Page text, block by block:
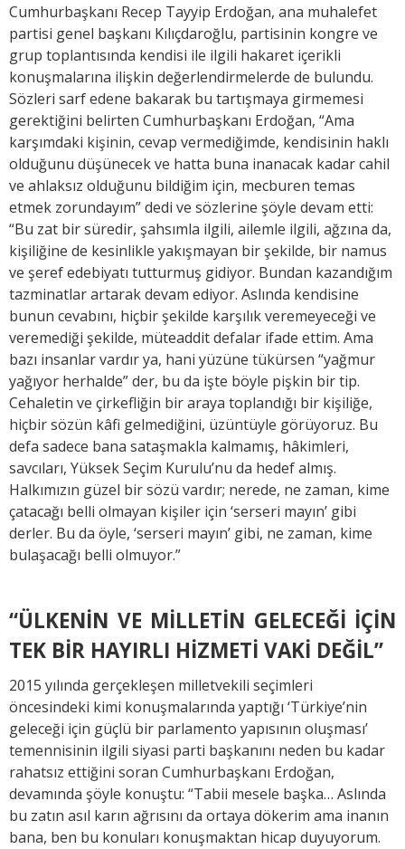
Cumhurbaşkanı Recep Tayyip Erdoğan, ana muhalefet
partisi genel başkanı Kılıçdaroğlu, partisinin kongre ve
grup toplantısında kendisi ile ilgili hakaret içerikli
konuşmalarına ilişkin değerlendirmelerde de bulundu.
Sözleri sarf edene bakarak bu tartışmaya girmemesi
gerektiğini belirten Cumhurbaşkanı Erdoğan, “Ama
karşımdaki kişinin, cevap vermediğimde, kendisinin haklı
olduğunu düşünecek ve hatta buna inanacak kadar cahil
ve ahlaksız olduğunu bildiğim için, mecburen temas
etmek zorundayım” dedi ve sözlerine şöyle devam etti:
“Bu zat bir süredir, şahsımla ilgili, ailemle ilgili, ağzına da,
kişiliğine de kesinlikle yakışmayan bir şekilde, bir namus
ve şeref edebiyatı tutturmuş gidiyor. Bundan kazandığım
tazminatlar artarak devam ediyor. Aslında kendisine
bunun cevabını, hiçbir şekilde karşılık veremeyeceği ve
veremediği şekilde, müteaddit defalar ifade ettim. Ama
bazı insanlar vardır ya, hani yüzüne tükürsen “yağmur
yağıyor herhalde” der, bu da işte böyle pişkin bir tip.
Cehaletin ve çirkefliğin bir araya toplandığı bir kişiliğe,
hiçbir sözün kâfi gelmediğini, üzüntüyle görüyoruz. Bu
defa sadece bana sataşmakla kalmamış, hâkimleri,
savcıları, Yüksek Seçim Kurulu’nu da hedef almış.
Halkımızın güzel bir sözü vardır; nerede, ne zaman, kime
çatacağı belli olmayan kişiler için ‘serseri mayın’ gibi
derler. Bu da öyle, ‘serseri mayın’ gibi, ne zaman, kime
bulaşacağı belli olmuyor.”
“ÜLKENİN VE MİLLETİN GELECEĞİ İÇİN
TEK BİR HAYIRLI HİZMETİ VAKİ DEĞİL”
2015 yılında gerçekleşen milletvekili seçimleri
öncesindeki kimi konuşmalarında yaptığı ‘Türkiye’nin
geleceği için güçlü bir parlamento yapısının oluşması’
temennisinin ilgili siyasi parti başkanını neden bu kadar
rahatsız ettiğini soran Cumhurbaşkanı Erdoğan,
devamında şöyle konuştu: “Tabii mesele başka… Aslında
bu zatın asıl karın ağrısını da ortaya dökerim ama inanın
bana, ben bu konuları konuşmaktan hicap duyuyorum.